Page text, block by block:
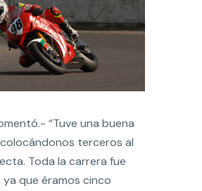
“Tuve una buena
terceros al
Toda la carrera fue
ya que éramos cinco